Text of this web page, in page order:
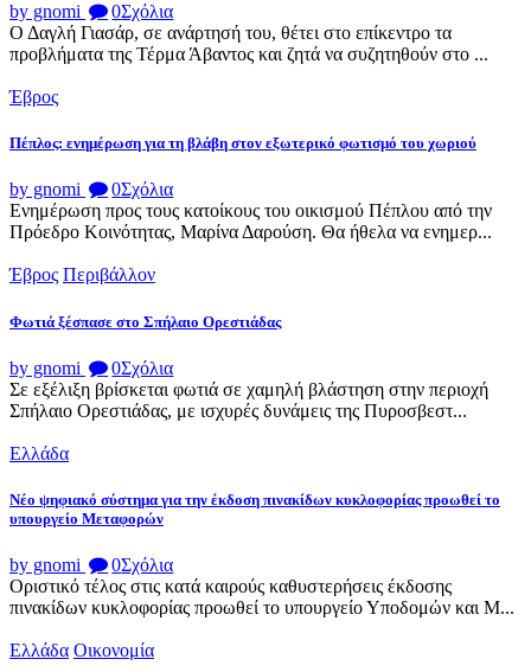
by gnomi 0Σχόλια
Ο Δαγλή Γιασάρ, σε ανάρτησή του, θέτει στο επίκεντρο τα
προβλήματα της Τέρμα Άβαντος και ζητά να συζητηθούν στο ...
Έβρος
Πέπλος: ενημέρωση για τη βλάβη στον εξωτερικό φωτισμό του χωριού
by gnomi 0Σχόλια
Ενημέρωση προς τους κατοίκους του οικισμού Πέπλου από την
Πρόεδρο Κοινότητας, Μαρίνα Δαρούση. Θα ήθελα να ενημερ...
Έβρος Περιβάλλον
Φωτιά ξέσπασε στο Σπήλαιο Ορεστιάδας
by gnomi 0Σχόλια
Σε εξέλιξη βρίσκεται φωτιά σε χαμηλή βλάστηση στην περιοχή
Σπήλαιο Ορεστιάδας, με ισχυρές δυνάμεις της Πυροσβεστ...
Ελλάδα
Νέο ψηφιακό σύστημα για την έκδοση πινακίδων κυκλοφορίας προωθεί το
υπουργείο Μεταφορών
by gnomi 0Σχόλια
Οριστικό τέλος στις κατά καιρούς καθυστερήσεις έκδοσης
πινακίδων κυκλοφορίας προωθεί το υπουργείο Υποδομών και Μ...
Ελλάδα Οικονομία